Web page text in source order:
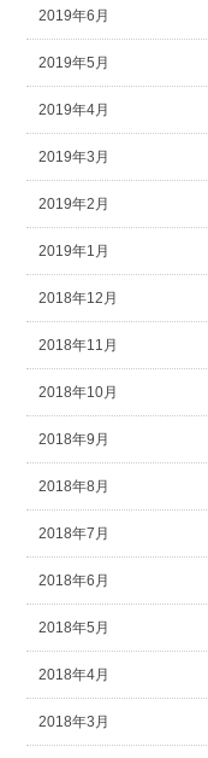
2019年6月
2019年5月
2019年4月
2019年3月
2019年2月
2019年1月
2018年12月
2018年11月
2018年10月
2018年9月
2018年8月
2018年7月
2018年6月
2018年5月
2018年4月
2018年3月